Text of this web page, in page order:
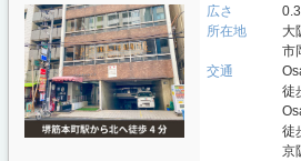
広さ
所在地
大
市
交通
徒
徒
京